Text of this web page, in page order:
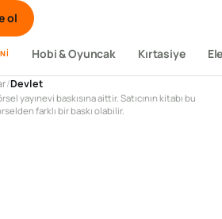
ol
Hobi & Oyuncak Kırtasiye
/Devlet
yayınevi baskısına aittir. Satıcının kitabı bu
farklı bir baskı olabilir.